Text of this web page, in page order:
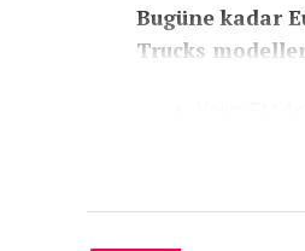
Bugüne kadar
Trucks